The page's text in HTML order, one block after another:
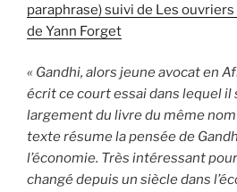
paraphrase) suivi de Les
de Yann Forget
« Gandhi, alors jeune avocat en
écrit ce court essai dans lequel il
largement du livre du même nom
texte résume la pensée de
l’économie. Très intéressant
changé depuis un siècle dans